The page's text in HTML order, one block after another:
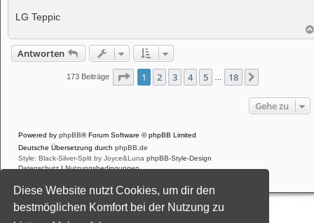
Diese Website nutzt Cookies, um dir den
bestmöglichen Komfort bei der Nutzung zu
LG Teppic
Antworten
173 Beiträge Seite 1von 18
1 2 3 4 5 18
Gehe zu
Powered by phpBB® Forum Software © phpBB Limited
Deutsche Übersetzung durch phpBB.de
Style: Black-Silver-Split by Joyce&Luna phpBB-Style-Design
Datenschutz |Nutzungsbedingungen